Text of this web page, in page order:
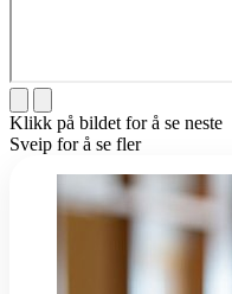
Klikk på bildet for å se neste
Sveip for å se fler